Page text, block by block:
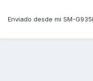
Enviado desde mi SM-